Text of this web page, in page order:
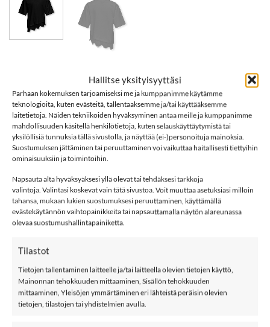
Hallitse yksityisyyttäsi
Parhaan kokemuksen tarjoamiseksi me ja kumppanimme käytämme
teknologioita, kuten evästeitä, tallentaaksemme ja/tai käyttääksemme
laitetietoja. Näiden tekniikoiden hyväksyminen antaa meille ja kumppanimme
mahdollisuuden käsitellä henkilötietoja, kuten selauskäyttäytymistä tai
yksilöllisiä tunnuksia tällä sivustolla, ja näyttää (ei-)personoituja mainoksia.
Suostumuksen jättäminen tai peruuttaminen voi vaikuttaa haitallisesti tiettyihin
ominaisuuksiin ja toimintoihin.
Napsauta alta hyväksyäksesi yllä olevat tai tehdäksesi tarkkoja
valintoja. Valintasi koskevat vain tätä sivustoa. Voit muuttaa asetuksiasi milloin
tahansa, mukaan lukien suostumuksesi peruuttaminen, käyttämällä
evästekäytännön vaihtopainikkeita tai napsauttamalla näytön alareunassa
olevaa suostumushallintapainiketta.
Tilastot
Tietojen tallentaminen laitteelle ja/tai laitteella olevien tietojen käyttö,
Mainonnan tehokkuuden mittaaminen, Sisällön tehokkuuden
mittaaminen, Yleisöjen ymmärtäminen eri lähteistä peräisin olevien
tietojen, tilastojen tai yhdistelmien avulla.
KIDS ONLY KOGKAMIL T-paita, Black
24,99€
Koko
KIDS ONLY KOGKAMIL T-paita, Black määrä
LISÄÄ OSTOSKORIIN
Tuotetunnus (SKU):
Osastot:Kf,Kids Only,T-paidat
Avainsana tuotteelleKids Only